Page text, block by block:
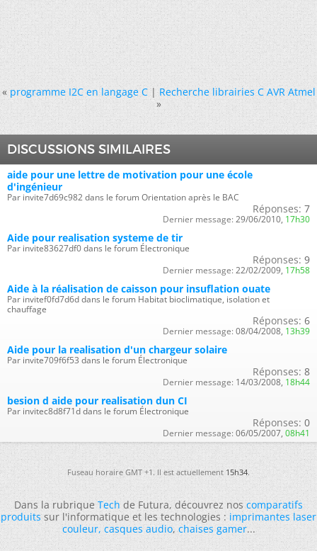
« programme I2C en langage C|Recherche librairies C AVR Atmel
»
DISCUSSIONS SIMILAIRES
aide pour une lettre de motivation pour une école
d'ingénieur
Par invite7d69c982 dans le forum Orientation après le BAC
Réponses: 7
Dernier message: 29/06/2010, 17h30
Aide pour realisation systeme de tir
Par invite83627df0 dans le forum Électronique
Réponses: 9
Dernier message: 22/02/2009, 17h58
Aide à la réalisation de caisson pour insuflation ouate
Par invitef0fd7d6d dans le forum Habitat bioclimatique, isolation et
chauffage
Réponses: 6
Dernier message: 08/04/2008, 13h39
Aide pour la realisation d'un chargeur solaire
Par invite709f6f53 dans le forum Électronique
Réponses: 8
Dernier message: 14/03/2008, 18h44
besion d aide pour realisation dun CI
Par invitec8d8f71d dans le forum Électronique
Réponses: 0
Dernier message: 06/05/2007, 08h41
Fuseau horaire GMT +1. Il est actuellement15h34.
Dans la rubriqueTechde Futura, découvrez noscomparatifs
produitssur l'informatique et les technologies :imprimantes laser
couleur,casques audio,chaises gamer...